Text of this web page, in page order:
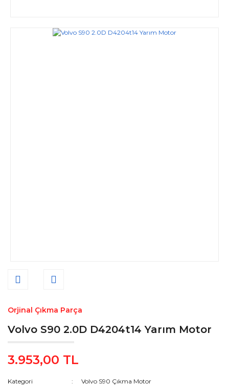
Orjinal Çıkma Parça
Volvo S90 2.0D D4204t14 Yarım Motor
3.953,00 TL
Kategori
Volvo S90 Çıkma Motor